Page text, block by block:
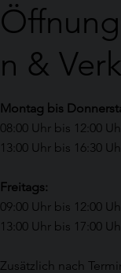
n &
Montag bis
08:00 Uhr bis 12:00
13:00 Uhr bis 16:30
Freitags:
09:00 Uhr bis 12:00
13:00 Uhr bis 17:00
Zusätzlich nach